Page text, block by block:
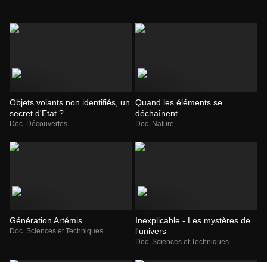
Objets volants non identifiés, un
secret d'Etat ?
Doc. Découvertes
Quand les éléments se
déchaînent
Doc. Nature
Génération Artémis
Doc. Sciences et Techniques
Inexplicable - Les mystères de
l'univers
Doc. Sciences et Techniques